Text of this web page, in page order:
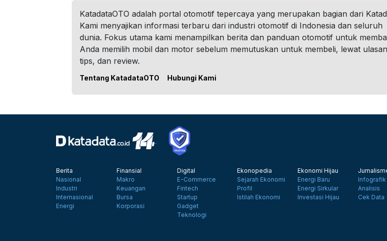
KatadataOTO adalah portal otomotif tepercaya yang merupakan bagian dari
Kami menyajikan informasi terbaru dari industri otomotif di Indonesia dan seluruh
dunia. Fokus utama kami menampilkan berita dan panduan otomotif untuk
Anda memilih mobil dan motor sebelum memutuskan untuk membeli, lewat
tips, dan review.
Tentang KatadataOTO Hubungi Kami
Berita
Nasional
Industri
Internasional
Energi
Finansial
Makro
Keuangan
Bursa
Korporasi
Digital
E-Commerce
Fintech
Startup
Gadget
Teknologi
Ekonopedia
Sejarah Ekonomi
Profil
Istilah Ekonomi
Ekonomi Hijau
Energi Baru
Energi Sirkular
Investasi Hijau
Infografik
Analisis
Cek Data